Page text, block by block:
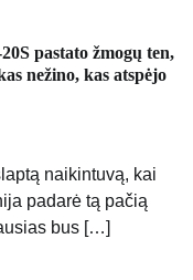
pastato žmogų ten,
nežino, kas atspėjo
naikintuvą, kai
padarė tą pačią
bus […]